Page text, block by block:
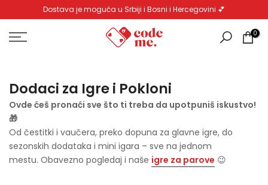
sadržaj
Dostava je moguća u Srbiji i Bosni i Hercegovini 💕
0
Dodaci za Igre i Pokloni
Ovde ćeš pronaći sve što ti treba da upotpuniš iskustvo!
🎁
Od čestitki i vaučera, preko dopuna za glavne igre, do
sezonskih dodataka i mini igara – sve na jednom
mestu. Obavezno pogledaj i naše igre za parove 😉